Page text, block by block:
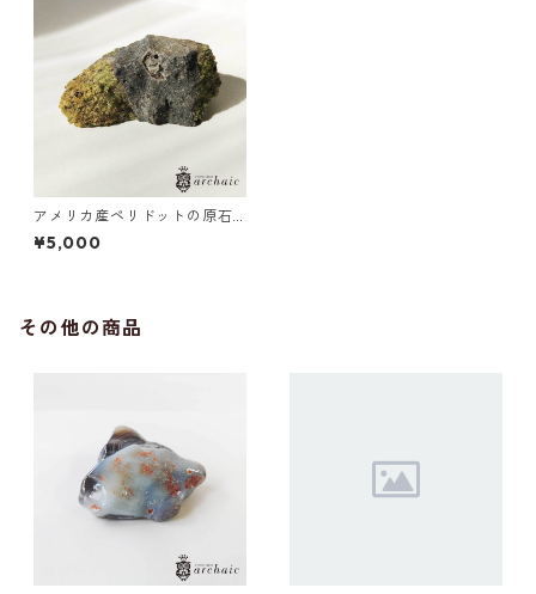
アメリカ産ペリドットの原石(1
79g)
¥5,000
その他の商品